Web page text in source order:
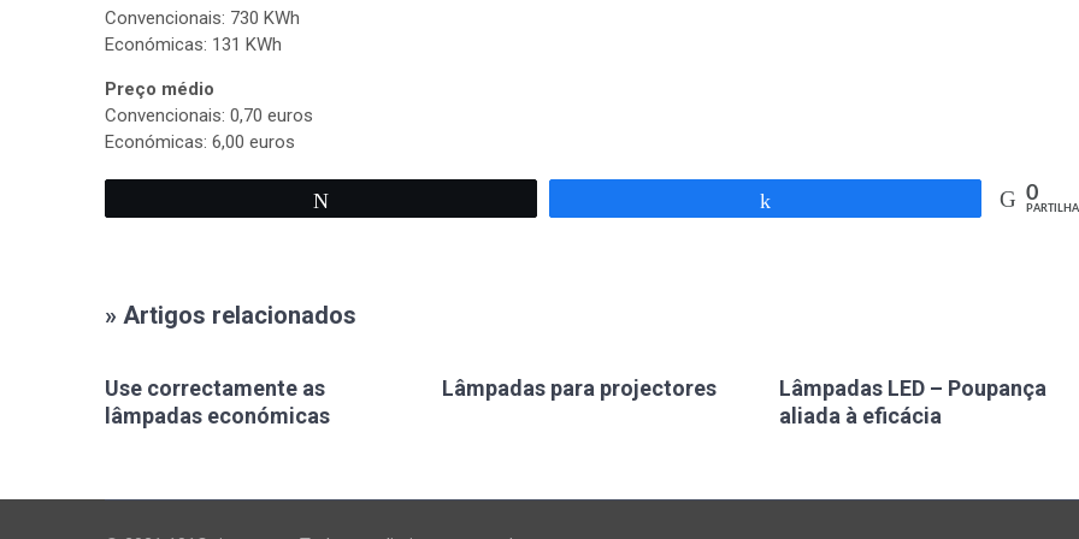
Convencionais: 730 KWh
Económicas: 131 KWh
Preço médio
Convencionais: 0,70 euros
Económicas: 6,00 euros
0
» Artigos relacionados
Use correctamente as
lâmpadas económicas
Lâmpadas para projectores
Lâmpadas LED – Poupança
aliada à eficácia